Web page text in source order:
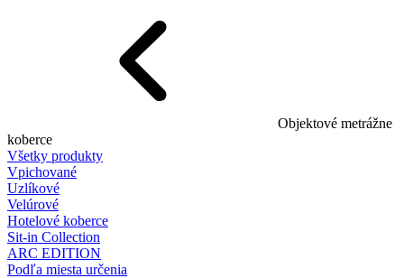
Objektové metrážne
koberce
Všetky produkty
Vpichované
Uzlíkové
Velúrové
Hotelové koberce
Sit-in Collection
ARC EDITION
Podľa miesta určenia